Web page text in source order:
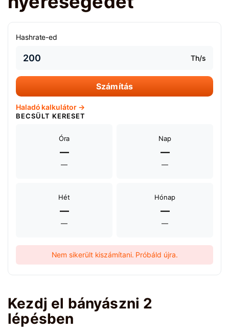
Hashrate-ed
Th/s
Számítás
Haladó kalkulátor →
BECSÜLT KERESET
Óra
—
—
Nap
—
—
Hét
—
—
Hónap
—
—
Nem sikerült kiszámítani. Próbáld újra.
Kezdj el bányászni 2
lépésben